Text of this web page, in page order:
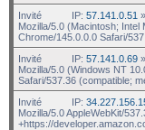
Invité
IP: 57.141.0.51 »
Mozilla/5.0 (Macintosh; Intel
Chrome/145.0.0.0 Safari/
Invité
IP: 57.141.0.69 »
Mozilla/5.0 (Windows NT
Safari/537.36 (compatible;
Invité
IP:
Mozilla/5.0 AppleWebKit/
+https://